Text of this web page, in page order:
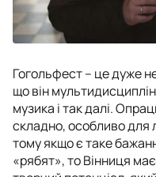
Гогольфест – це дуже
що він
музика і так далі.
складно, особливо для
тому якщо є таке
«рябят», то Вінниця